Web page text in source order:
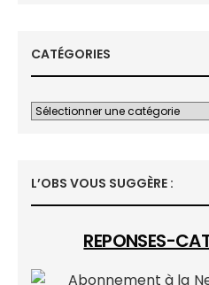
CATÉGORIES
L’OBS VOUS SUGGÈRE :
REPONSES-